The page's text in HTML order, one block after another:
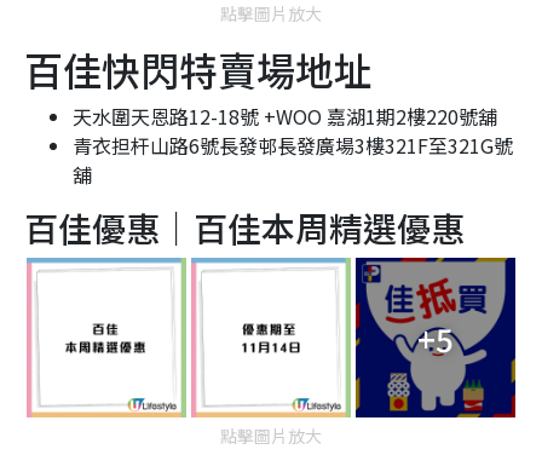
點擊圖片放大
百佳快閃特賣場地址
天水圍天恩路12-18號 +WOO 嘉湖1期2樓220號舖
青衣担杆山路6號長發邨長發廣場3樓321F至321G號
舖
百佳優惠｜百佳本周精選優惠
+5
點擊圖片放大